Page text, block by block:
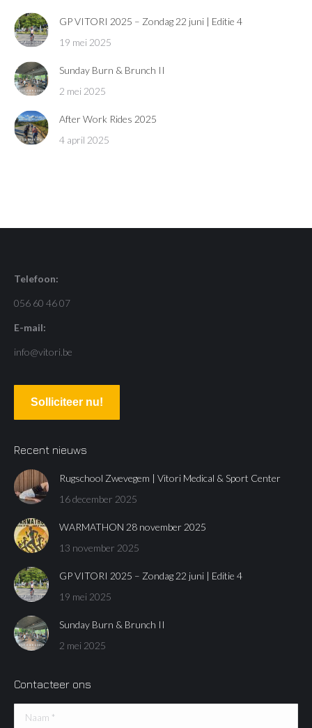
GP VITORI 2025 – Zondag 22 juni | Editie 4
19 mei 2025
Sunday Burn & Brunch II
2 mei 2025
After Work Rides 2025
4 april 2025
Telefoon:
056 60 46 07
E-mail:
info@vitori.be
Solliciteer nu!
Recent nieuws
Rugschool Zwevegem | Vitori Medical & Sport Center
16 december 2025
WARMATHON 28 november 2025
13 november 2025
GP VITORI 2025 – Zondag 22 juni | Editie 4
19 mei 2025
Sunday Burn & Brunch II
2 mei 2025
Contacteer ons
Naam *